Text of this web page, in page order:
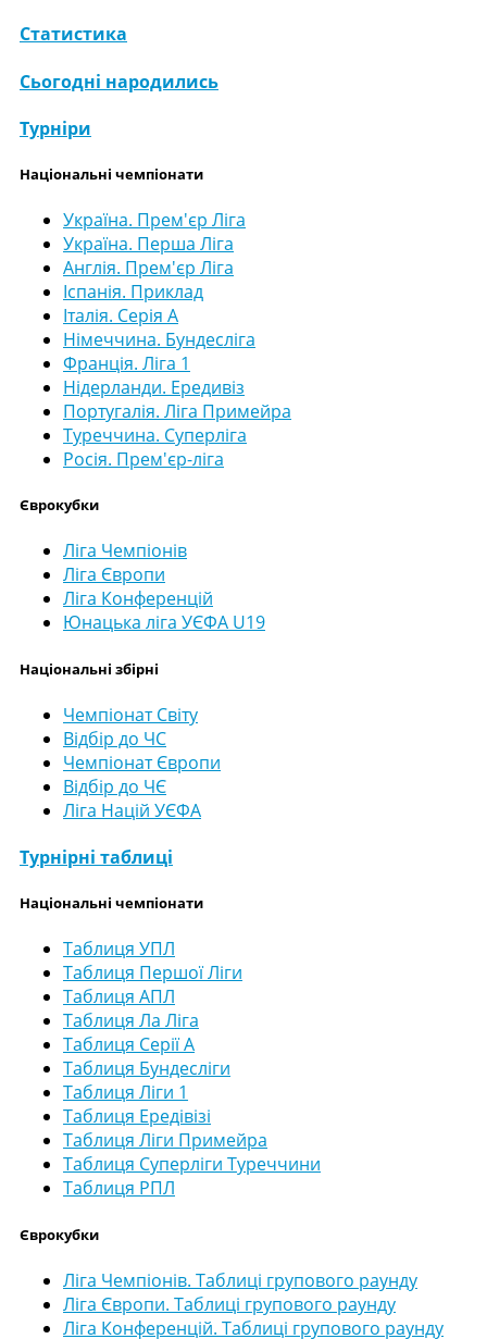
Статистика
Сьогодні народились
Турніри
Національні чемпіонати
Україна. Прем'єр Ліга
Україна. Перша Ліга
Англія. Прем'єр Ліга
Іспанія. Приклад
Італія. Серія А
Німеччина. Бундесліга
Франція. Ліга 1
Нідерланди. Ередивіз
Португалія. Ліга Примейра
Туреччина. Суперліга
Росія. Прем'єр-ліга
Єврокубки
Ліга Чемпіонів
Ліга Європи
Ліга Конференцій
Юнацька ліга УЄФА U19
Національні збірні
Чемпіонат Світу
Відбір до ЧС
Чемпіонат Європи
Відбір до ЧЄ
Ліга Націй УЄФА
Турнірні таблиці
Національні чемпіонати
Таблиця УПЛ
Таблиця Першої Ліги
Таблиця АПЛ
Таблиця Ла Ліга
Таблиця Серії А
Таблиця Бундесліги
Таблиця Ліги 1
Таблиця Ередівізі
Таблиця Ліги Примейра
Таблиця Суперліги Туреччини
Таблиця РПЛ
Єврокубки
Ліга Чемпіонів. Таблиці групового раунду
Ліга Європи. Таблиці групового раунду
Ліга Конференцій. Таблиці групового раунду